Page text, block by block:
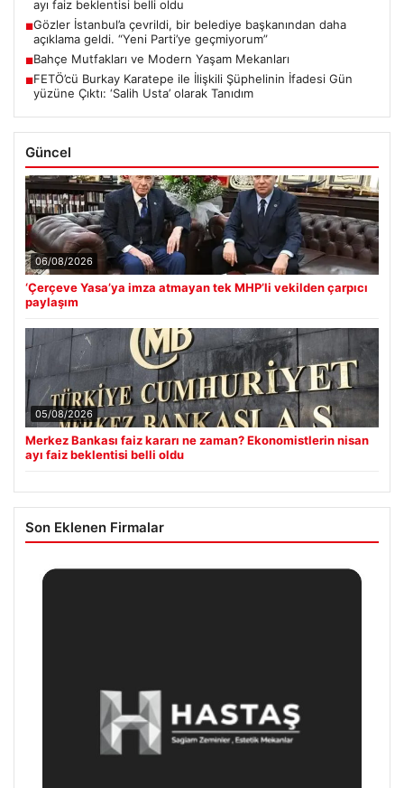
ayı faiz beklentisi belli oldu
■Gözler İstanbul’a çevrildi, bir belediye başkanından daha
açıklama geldi. “Yeni Parti’ye geçmiyorum”
■Bahçe Mutfakları ve Modern Yaşam Mekanları
■FETÖ’cü Burkay Karatepe ile İlişkili Şüphelinin İfadesi Gün
yüzüne Çıktı: ‘Salih Usta’ olarak Tanıdım
Güncel
06/08/2026
‘Çerçeve Yasa’ya imza atmayan tek MHP’li vekilden çarpıcı
paylaşım
05/08/2026
Merkez Bankası faiz kararı ne zaman? Ekonomistlerin nisan
ayı faiz beklentisi belli oldu
Son Eklenen Firmalar